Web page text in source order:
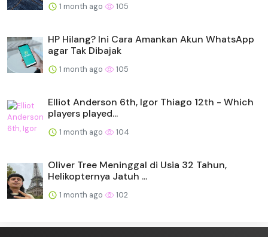
1 month ago 105
HP Hilang? Ini Cara Amankan Akun WhatsApp
agar Tak Dibajak
1 month ago 105
Elliot Anderson 6th, Igor Thiago 12th - Which
players played...
1 month ago 104
Oliver Tree Meninggal di Usia 32 Tahun,
Helikopternya Jatuh ...
1 month ago 102